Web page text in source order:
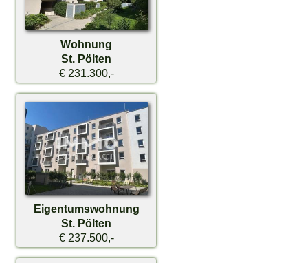
Wohnung
St. Pölten
€ 231.300,-
Eigentumswohnung
St. Pölten
€ 237.500,-